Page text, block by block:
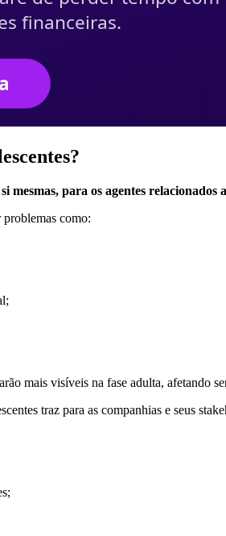
mesmas, para os agentes
problemas como:
mais visíveis na fase adulta, afetando
traz para as companhias e seus